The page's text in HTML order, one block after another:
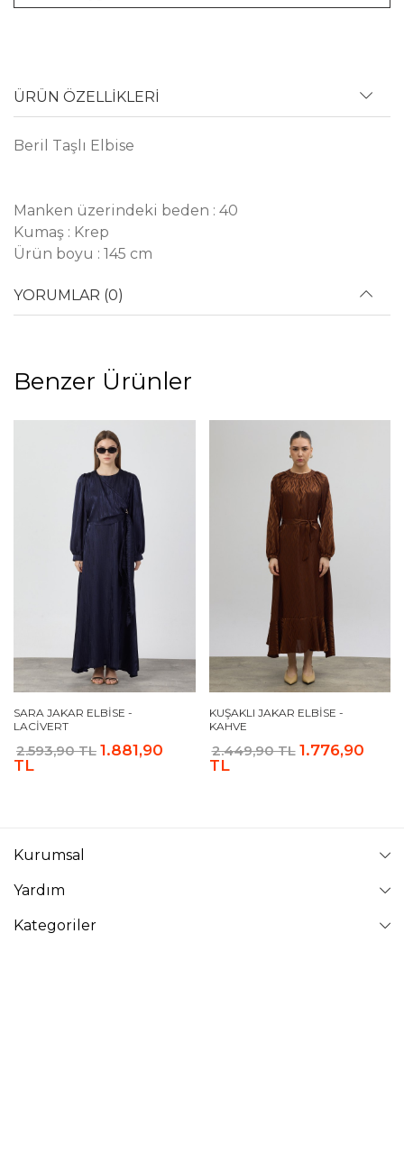
ÜRÜN ÖZELLİKLERİ
Beril Taşlı Elbise
Manken üzerindeki beden : 40
Kumaş : Krep
Ürün boyu : 145 cm
YORUMLAR (0)
Benzer Ürünler
SARA JAKAR ELBISE -
LACIVERT
2.593,90 TL 1.881,90
TL
KUŞAKLI JAKAR ELBISE -
KAHVE
2.449,90 TL 1.776,90
TL
Kurumsal
Yardım
Kategoriler